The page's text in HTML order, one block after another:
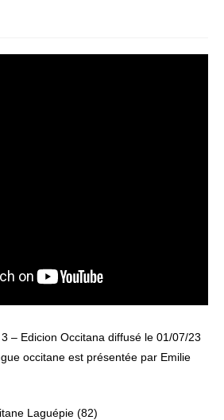
– Edicion Occitana diffusé le 01/07/23
occitane est présentée par Emilie
Laguépie (82)